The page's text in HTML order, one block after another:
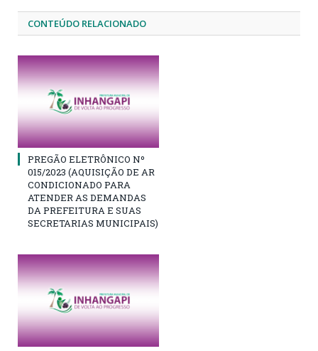
CONTEÚDO RELACIONADO
PREGÃO ELETRÔNICO Nº
015/2023 (AQUISIÇÃO DE AR
CONDICIONADO PARA
ATENDER AS DEMANDAS
DA PREFEITURA E SUAS
SECRETARIAS MUNICIPAIS)